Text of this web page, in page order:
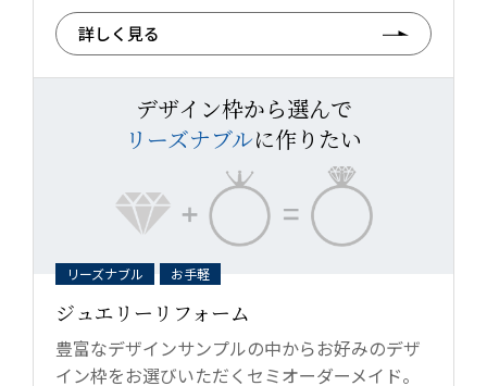
詳しく見る
デザイン枠から選んで
リーズナブルに作りたい
リーズナブル お手軽
ジュエリーリフォーム
豊富なデザインサンプルの中からお好みのデザ
イン枠をお選びいただくセミオーダーメイド。